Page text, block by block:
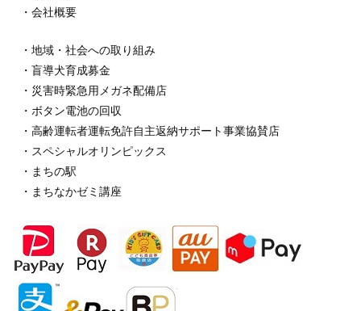
・会社概要
・地域・社会への取り組み
・盲導犬育成募金
・災害時緊急用メガネ配備店
・ボタン電池の回収
・高齢運転者運転免許自主返納サポート事業協賛店
・スペシャルオリンピックス
・まちの駅
・まちなかゼミ講座